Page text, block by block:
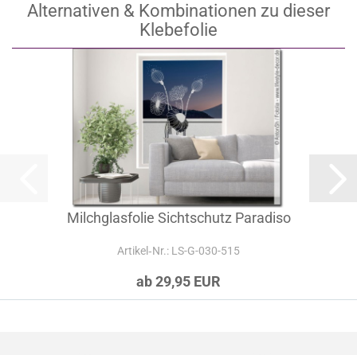
Alternativen & Kombinationen zu dieser
Klebefolie
Milchglasfolie Sichtschutz Paradiso
Artikel‑Nr.: LS-G-030-515
ab 29,95 EUR